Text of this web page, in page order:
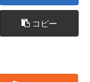
コピー